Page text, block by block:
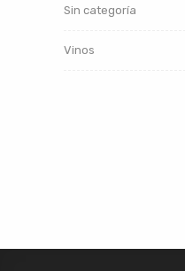
Sin categoría
Vinos